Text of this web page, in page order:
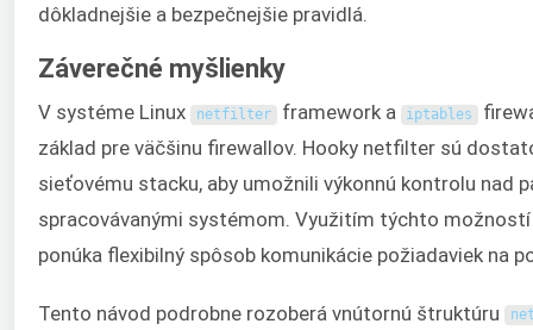
dôkladnejšie a bezpečnejšie pravidlá.
Záverečné myšlienky
V systéme Linux netfilter framework a iptables
základ pre väčšinu firewallov. Hooky netfilter sú
sieťovému stacku, aby umožnili výkonnú kontrolu nad
spracovávanými systémom. Využitím týchto
ponúka flexibilný spôsob komunikácie požiadaviek na
Tento návod podrobne rozoberá vnútornú štruktúru